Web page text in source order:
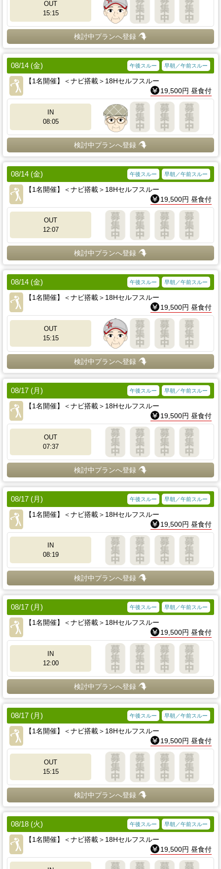
OUT
15:15
検討中プランへ登録
08/14 (金) 早朝／午前スルー
午後スルー
【1名開催】＜ナビ搭載＞18Hセルフスルー
19,500円 昼食付
IN
08:05
検討中プランへ登録
08/14 (金) 早朝／午前スルー
午後スルー
【1名開催】＜ナビ搭載＞18Hセルフスルー
19,500円 昼食付
OUT
12:07
検討中プランへ登録
08/14 (金) 早朝／午前スルー
午後スルー
【1名開催】＜ナビ搭載＞18Hセルフスルー
19,500円 昼食付
OUT
15:15
検討中プランへ登録
08/17 (月) 早朝／午前スルー
午後スルー
【1名開催】＜ナビ搭載＞18Hセルフスルー
19,500円 昼食付
OUT
07:37
検討中プランへ登録
08/17 (月) 早朝／午前スルー
午後スルー
【1名開催】＜ナビ搭載＞18Hセルフスルー
19,500円 昼食付
IN
08:19
検討中プランへ登録
08/17 (月) 早朝／午前スルー
午後スルー
【1名開催】＜ナビ搭載＞18Hセルフスルー
19,500円 昼食付
IN
12:00
検討中プランへ登録
08/17 (月) 早朝／午前スルー
午後スルー
【1名開催】＜ナビ搭載＞18Hセルフスルー
19,500円 昼食付
OUT
15:15
検討中プランへ登録
08/18 (火) 早朝／午前スルー
午後スルー
【1名開催】＜ナビ搭載＞18Hセルフスルー
19,500円 昼食付